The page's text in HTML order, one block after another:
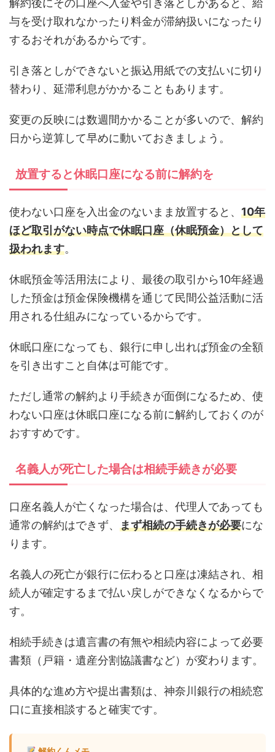
与を受け取れなかったり料金が滞納扱いになったり
するおそれがあるからです。
引き落としができないと振込用紙での支払いに切り
替わり、延滞利息がかかることもあります。
変更の反映には数週間かかることが多いので、解約
日から逆算して早めに動いておきましょう。
放置すると休眠口座になる前に解約を
使わない口座を入出金のないまま放置すると、 10年
ほど取引がない時点で休眠口座（休眠預金）として
扱われます。
休眠預金等活用法により、最後の取引から10年経過
した預金は預金保険機構を通じて民間公益活動に活
用される仕組みになっているからです。
休眠口座になっても、銀行に申し出れば預金の全額
を引き出すこと自体は可能です。
ただし通常の解約より手続きが面倒になるため、使
わない口座は休眠口座になる前に解約しておくのが
おすすめです。
名義人が死亡した場合は相続手続きが必要
口座名義人が亡くなった場合は、代理人であっても
通常の解約はできず、 まず相続の手続きが必要にな
ります。
名義人の死亡が銀行に伝わると口座は凍結され、相
続人が確定するまで払い戻しができなくなるからで
す。
相続手続きは遺言書の有無や相続内容によって必要
書類（戸籍・遺産分割協議書など）が変わります。
具体的な進め方や提出書類は、神奈川銀行の相続窓
口に直接相談すると確実です。